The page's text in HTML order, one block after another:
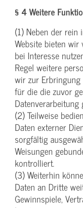
§ 4 Weitere
(1) Neben der
Website bieten wir
bei Interesse
Regel weitere
wir zur
für die die zuvor
Datenverarbeitung
(2) Teilweise
Daten externer
sorgfältig
Weisungen
kontrolliert.
(3) Weiterhin
Daten an Dritte
Gewinnspiele,